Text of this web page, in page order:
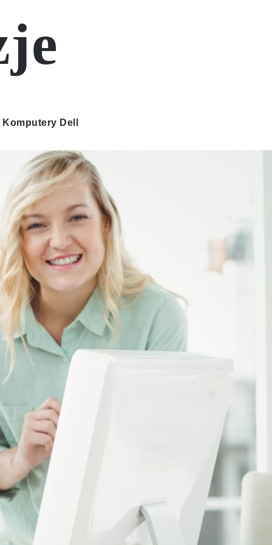
Komputery Dell